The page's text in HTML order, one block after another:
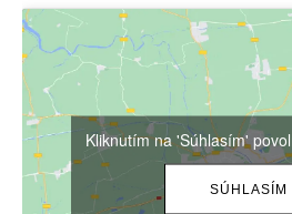
Kliknutím na 'Súhlasím'
SÚHLASÍM